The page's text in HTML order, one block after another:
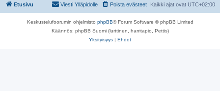
Etusivu Kaikki ajat ovat UTC+02:00
Poista evästeet
Viesti Ylläpidolle
Keskustelufoorumin ohjelmisto phpBB® Forum Software © phpBB Limited
Käännös: phpBB Suomi (lurttinen, harritapio, Pettis)
Yksityisyys | Ehdot